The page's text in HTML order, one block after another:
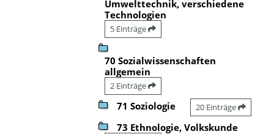
Umwelttechnik, verschiedene
Technologien
5 Einträge
70 Sozialwissenschaften
allgemein
2 Einträge
71 Soziologie 20 Einträge
73 Ethnologie, Volkskunde